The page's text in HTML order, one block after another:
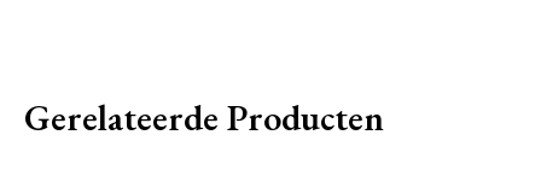
Gerelateerde Producten